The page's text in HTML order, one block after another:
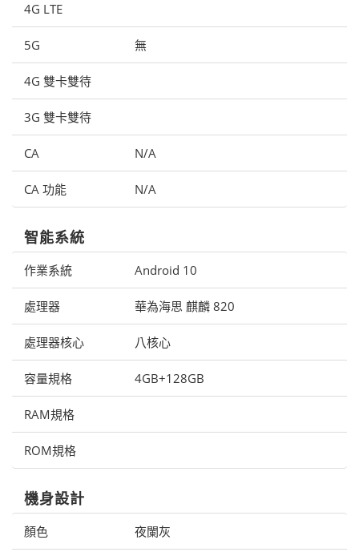
4G LTE
5G 無
4G 雙卡雙待
3G 雙卡雙待
CA N/A
CA 功能 N/A
智能系統
作業系統 Android 10
處理器 華為海思 麒麟 820
處理器核心 八核心
容量規格 4GB+128GB
RAM規格
ROM規格
機身設計
顏色 夜闌灰